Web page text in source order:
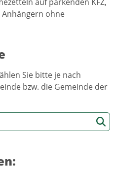
Anhängern ohne
Sie bitte je nach
bzw. die Gemeinde der